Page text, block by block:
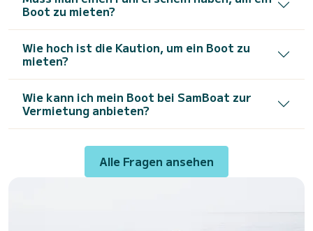
Boot zu mieten?
Wie hoch ist die Kaution, um ein Boot zu
mieten?
Wie kann ich mein Boot bei SamBoat zur
Vermietung anbieten?
Alle Fragen ansehen